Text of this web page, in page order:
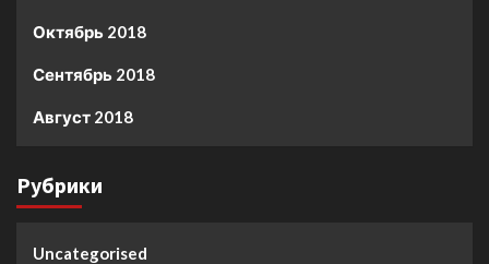
Октябрь 2018
Сентябрь 2018
Август 2018
Рубрики
Uncategorised